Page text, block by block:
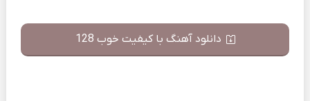
دانلود آهنگ با کیفیت خوب 128